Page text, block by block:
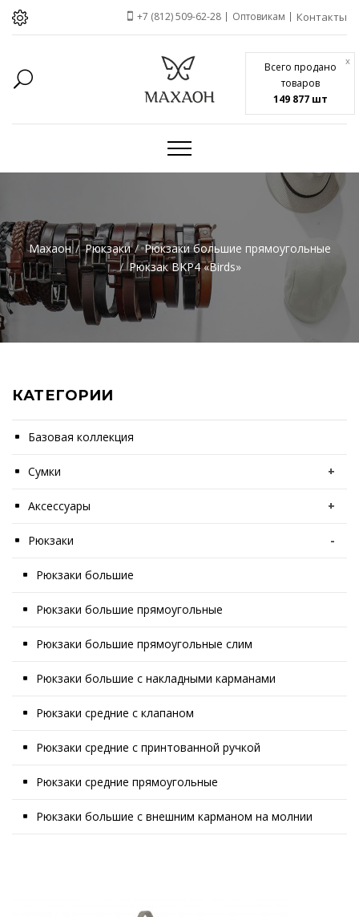
Всего продано
товаров
149 877 шт
x
+7 (812) 509-62-28 Оптовикам Контакты
Махаон Рюкзаки
Рюкзаки большие прямоугольные
Рюкзак BKP4 «Birds»
КАТЕГОРИИ
Базовая коллекция
Сумки +
Аксессуары +
Рюкзаки -
Рюкзаки большие
Рюкзаки большие прямоугольные
Рюкзаки большие прямоугольные слим
Рюкзаки большие с накладными карманами
Рюкзаки средние с клапаном
Рюкзаки средние с принтованной ручкой
Рюкзаки средние прямоугольные
Рюкзаки большие с внешним карманом на молнии